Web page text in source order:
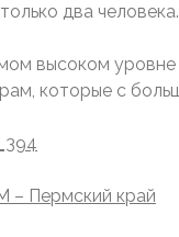
два
высоком
которые с
– Пермский край